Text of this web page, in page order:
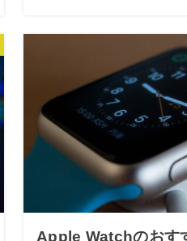
Apple Watchのおす